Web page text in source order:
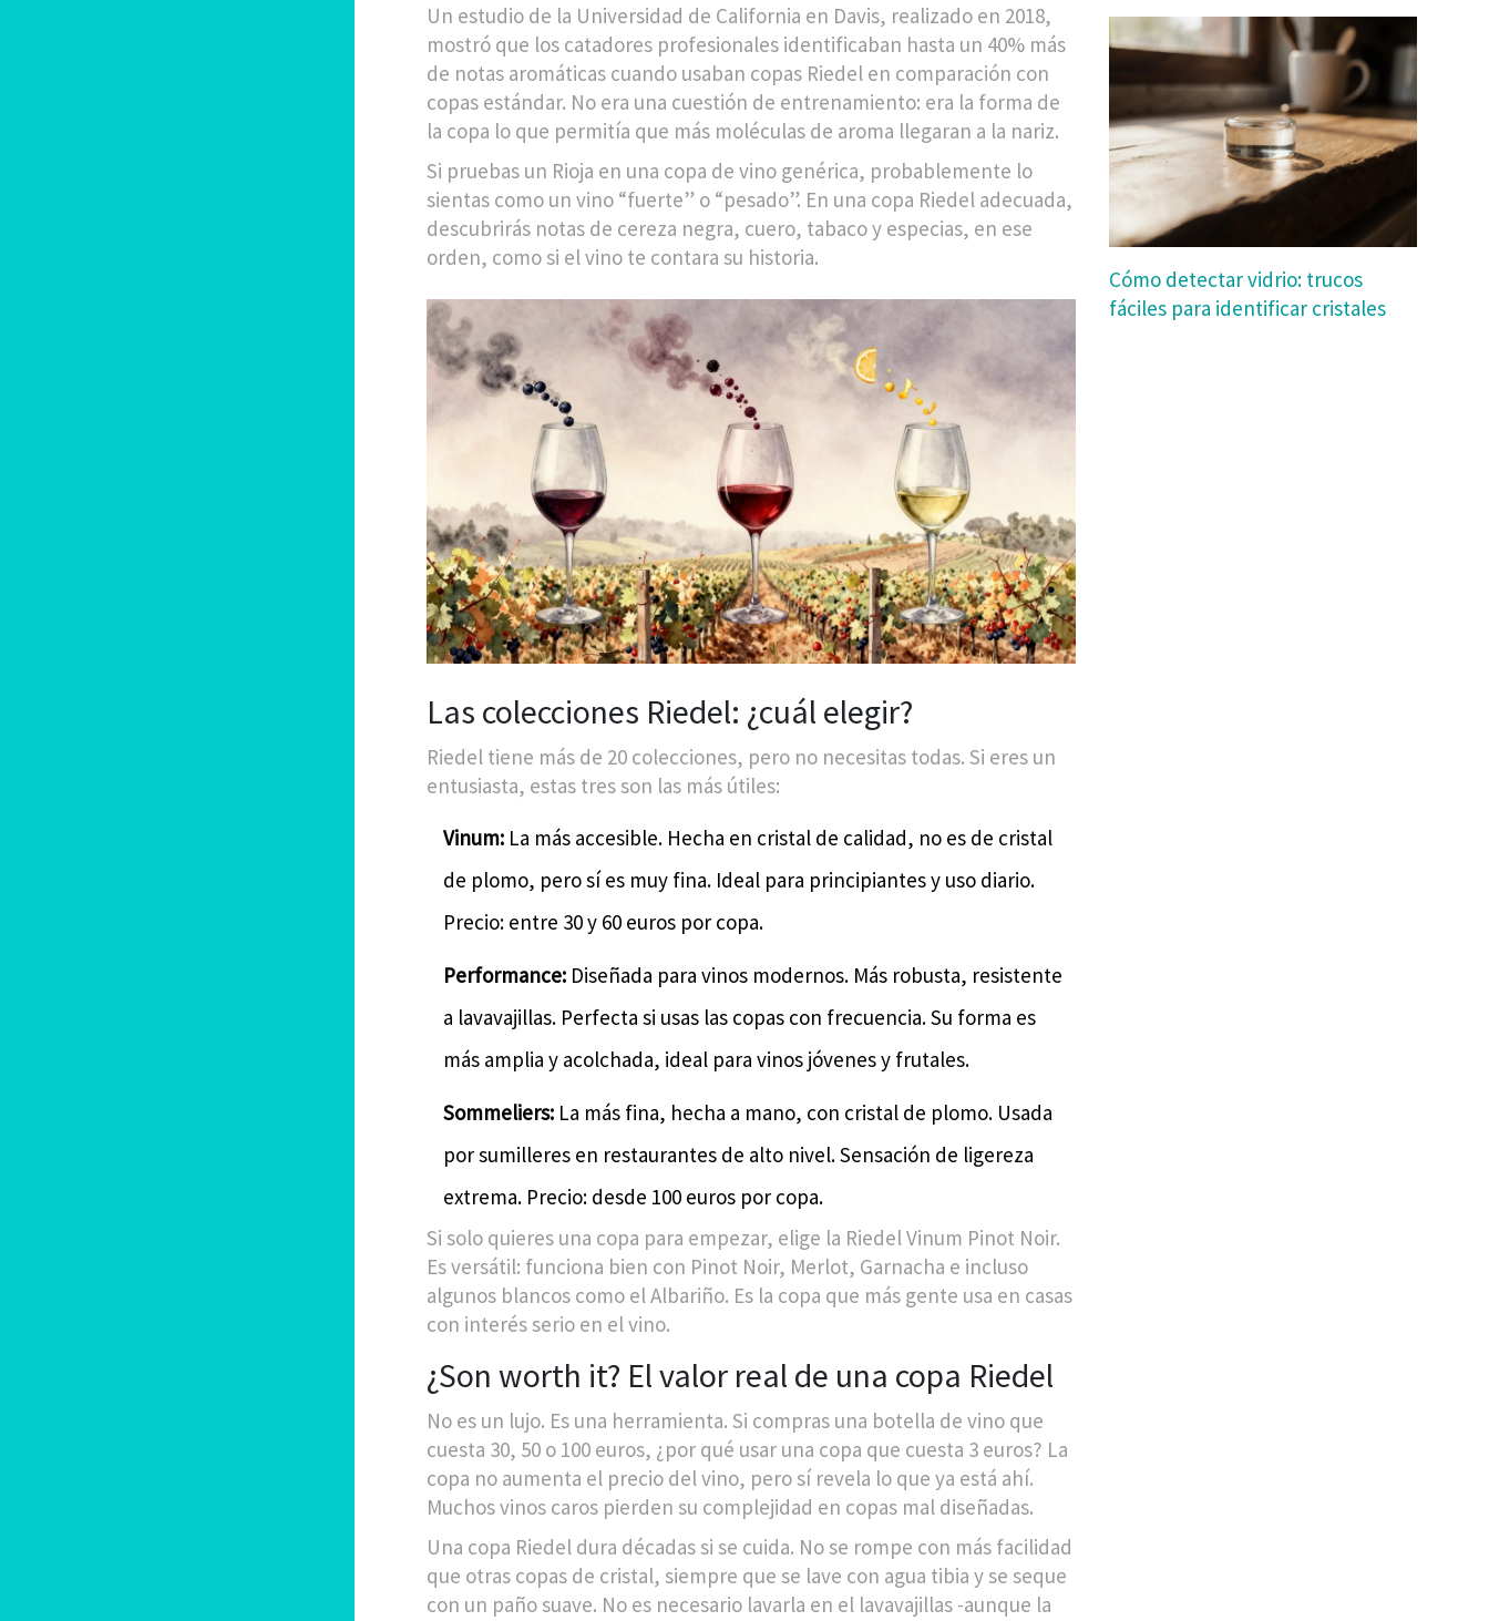
Un estudio de la Universidad de California en Davis, realizado en 2018,
mostró que los catadores profesionales identificaban hasta un 40% más
de notas aromáticas cuando usaban copas Riedel en comparación con
copas estándar. No era una cuestión de entrenamiento: era la forma de
la copa lo que permitía que más moléculas de aroma llegaran a la nariz.
Si pruebas un Rioja en una copa de vino genérica, probablemente lo
sientas como un vino “fuerte” o “pesado”. En una copa Riedel adecuada,
descubrirás notas de cereza negra, cuero, tabaco y especias, en ese
orden, como si el vino te contara su historia.
Las colecciones Riedel: ¿cuál elegir?
Riedel tiene más de 20 colecciones, pero no necesitas todas. Si eres un
entusiasta, estas tres son las más útiles:
Vinum: La más accesible. Hecha en cristal de calidad, no es de cristal
de plomo, pero sí es muy fina. Ideal para principiantes y uso diario.
Precio: entre 30 y 60 euros por copa.
Performance: Diseñada para vinos modernos. Más robusta, resistente
a lavavajillas. Perfecta si usas las copas con frecuencia. Su forma es
más amplia y acolchada, ideal para vinos jóvenes y frutales.
Sommeliers: La más fina, hecha a mano, con cristal de plomo. Usada
por sumilleres en restaurantes de alto nivel. Sensación de ligereza
extrema. Precio: desde 100 euros por copa.
Si solo quieres una copa para empezar, elige la Riedel Vinum Pinot Noir.
Es versátil: funciona bien con Pinot Noir, Merlot, Garnacha e incluso
algunos blancos como el Albariño. Es la copa que más gente usa en casas
con interés serio en el vino.
¿Son worth it? El valor real de una copa Riedel
No es un lujo. Es una herramienta. Si compras una botella de vino que
cuesta 30, 50 o 100 euros, ¿por qué usar una copa que cuesta 3 euros? La
copa no aumenta el precio del vino, pero sí revela lo que ya está ahí.
Muchos vinos caros pierden su complejidad en copas mal diseñadas.
Una copa Riedel dura décadas si se cuida. No se rompe con más facilidad
que otras copas de cristal, siempre que se lave con agua tibia y se seque
con un paño suave. No es necesario lavarla en el lavavajillas -aunque la
Cómo detectar vidrio: trucos
fáciles para identificar cristales